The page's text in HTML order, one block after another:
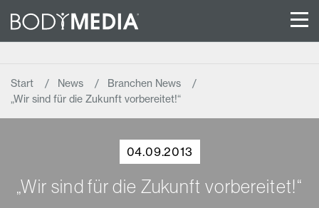
Start News
Branchen News
„Wir sind für die Zukunft vorbereitet!“
04.09.2013
„Wir sind für die Zukunft vorbereitet!“